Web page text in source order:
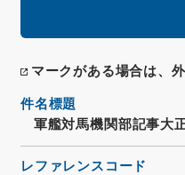
マークがある場合は、
件名標題
軍艦対馬機関部記事大
レファレンスコード